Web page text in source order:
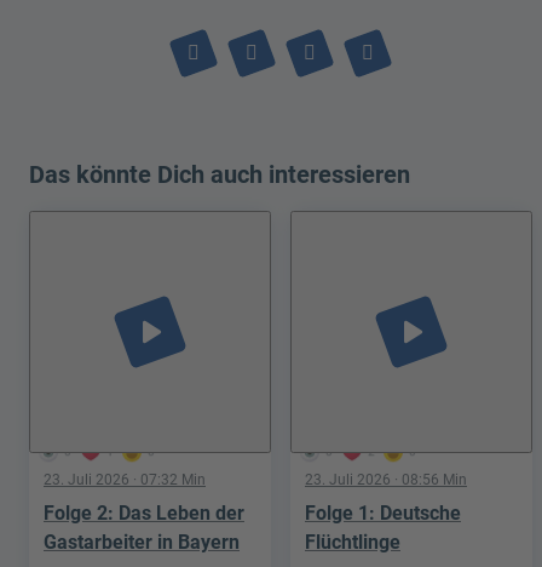
Das könnte Dich auch interessieren
0 1 0
play_arrow
23. Juli 2026 · 07:32 Min
Folge 2: Das Leben der
Gastarbeiter in Bayern
0 2 0
play_arrow
23. Juli 2026 · 08:56 Min
Folge 1: Deutsche
Flüchtlinge